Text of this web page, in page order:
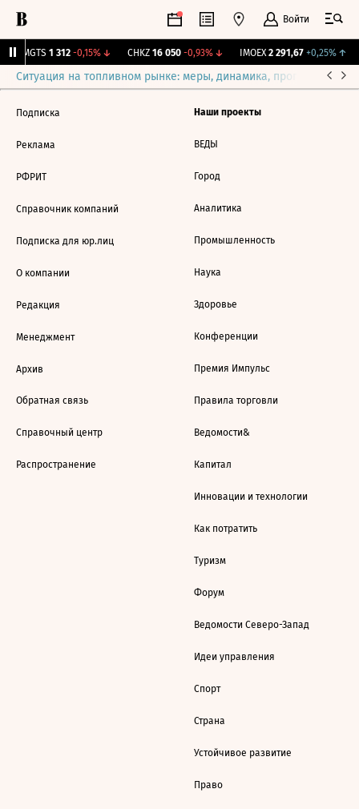
Войти
MGTS 1 312 -0,15%↓ CHKZ 16 050 -0,93%↓ IMOEX 2 291,67 +0,25%↑
Ситуация на топливном рынке: меры, динамика, прогнозы
Подписка
Реклама
РФРИТ
Справочник компаний
Подписка для юр.лиц
О компании
Редакция
Менеджмент
Архив
Обратная связь
Справочный центр
Распространение
Наши проекты
ВЕДЫ
Город
Аналитика
Промышленность
Наука
Здоровье
Конференции
Премия Импульс
Правила торговли
Ведомости&
Капитал
Инновации и технологии
Как потратить
Туризм
Форум
Ведомости Северо-Запад
Идеи управления
Спорт
Страна
Устойчивое развитие
Право